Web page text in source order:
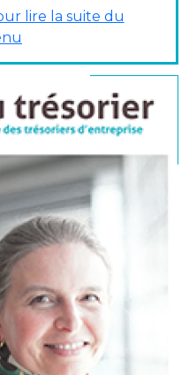
commando... »
lire la suite du